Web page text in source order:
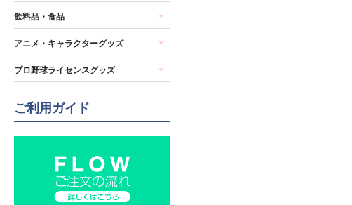
飲料品・食品
アニメ・キャラクターグッズ
プロ野球ライセンスグッズ
ご利用ガイド